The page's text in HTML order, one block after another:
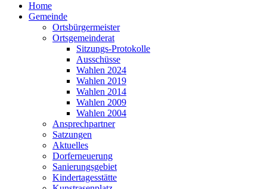
Home
Gemeinde
Ortsbürgermeister
Ortsgemeinderat
Sitzungs-Protokolle
Ausschüsse
Wahlen 2024
Wahlen 2019
Wahlen 2014
Wahlen 2009
Wahlen 2004
Ansprechpartner
Satzungen
Aktuelles
Dorferneuerung
Sanierungsgebiet
Kindertagesstätte